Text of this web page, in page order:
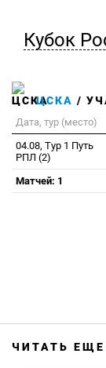
Кубок
ЦСКА /
Дата, тур (место)
04.08, Тур 1 Путь
РПЛ (2)
Матчей: 1
ЧИТАТЬ ЕЩЕ